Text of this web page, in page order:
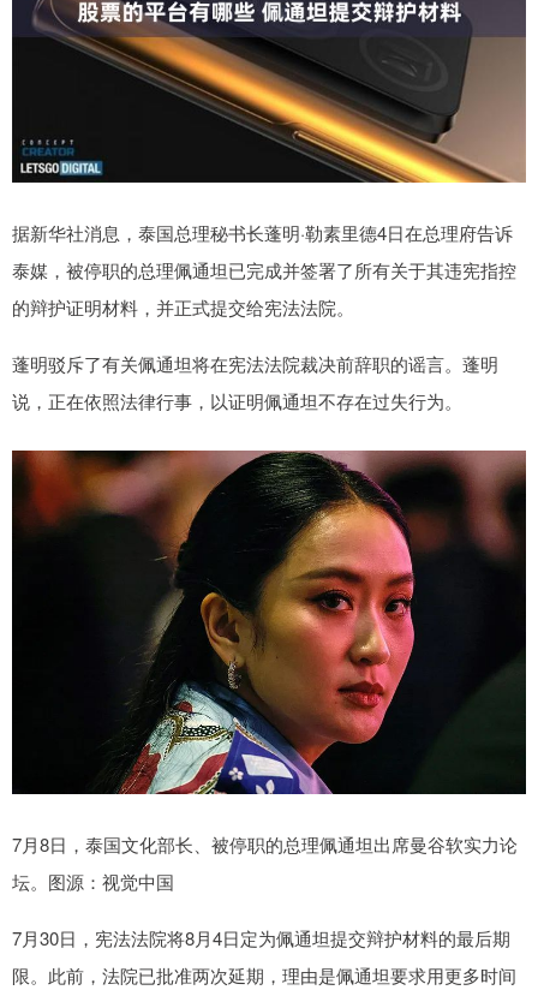
据新华社消息，泰国总理秘书长蓬明·勒素里德4日在总理府告诉
泰媒，被停职的总理佩通坦已完成并签署了所有关于其违宪指控
的辩护证明材料，并正式提交给宪法法院。
蓬明驳斥了有关佩通坦将在宪法法院裁决前辞职的谣言。蓬明
说，正在依照法律行事，以证明佩通坦不存在过失行为。
7月8日，泰国文化部长、被停职的总理佩通坦出席曼谷软实力论
坛。图源：视觉中国
7月30日，宪法法院将8月4日定为佩通坦提交辩护材料的最后期
限。此前，法院已批准两次延期，理由是佩通坦要求用更多时间